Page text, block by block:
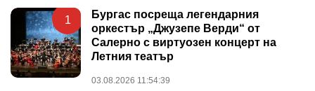
1
Бургас посреща легендарния
оркестър „Джузепе Верди“ от
Салерно с виртуозен концерт на
Летния театър
03.08.2026 11:54:39